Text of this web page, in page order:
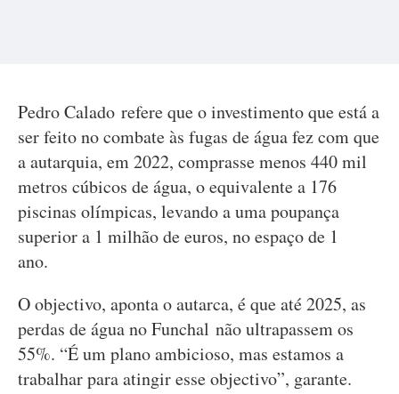
Pedro Calado refere que o investimento que está a
ser feito no combate às fugas de água fez com que
a autarquia, em 2022, comprasse menos 440 mil
metros cúbicos de água, o equivalente a 176
piscinas olímpicas, levando a uma poupança
superior a 1 milhão de euros, no espaço de 1
ano.
O objectivo, aponta o autarca, é que até 2025, as
perdas de água no Funchal não ultrapassem os
55%. “É um plano ambicioso, mas estamos a
trabalhar para atingir esse objectivo”, garante.